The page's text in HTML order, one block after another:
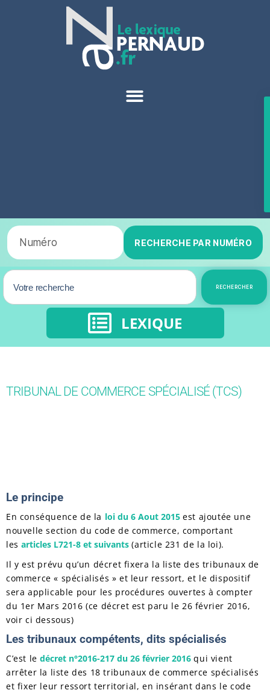
RECHERCHE PAR NUMÉRO
RECHERCHER
LEXIQUE
TRIBUNAL DE COMMERCE SPÉCIALISÉ (TCS)
Le principe
En conséquence de la loi du 6 Aout 2015est ajoutée une
nouvelle section du code de commerce, comportant
lesarticles L721-8 et suivants(article 231 de la loi).
Il y est prévu qu’un décret fixera la liste des tribunaux de
commerce « spécialisés » et leur ressort, et le dispositif
sera applicable pour les procédures ouvertes à compter
du 1er Mars 2016 (ce décret est paru le 26 février 2016,
voir ci dessous)
Les tribunaux compétents, dits spécialisés
C’est ledécret n°2016-217 du 26 février 2016qui vient
arrêter la liste des 18 tribunaux de commerce spécialisés
et fixer leur ressort territorial, en insérant dans le code